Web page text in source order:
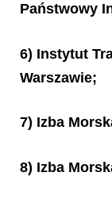
Państwowy
6) Instytut
Warszawie;
7) Izba
8) Izba